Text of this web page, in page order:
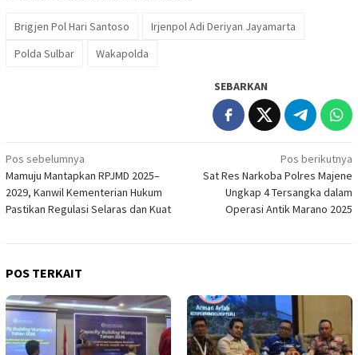
Brigjen Pol Hari Santoso
Irjenpol Adi Deriyan Jayamarta
Polda Sulbar
Wakapolda
SEBARKAN
Navigasi
pos
Pos sebelumnya
Mamuju Mantapkan RPJMD 2025–
2029, Kanwil Kementerian Hukum
Pastikan Regulasi Selaras dan Kuat
Pos berikutnya
Sat Res Narkoba Polres Majene
Ungkap 4 Tersangka dalam
Operasi Antik Marano 2025
POS TERKAIT